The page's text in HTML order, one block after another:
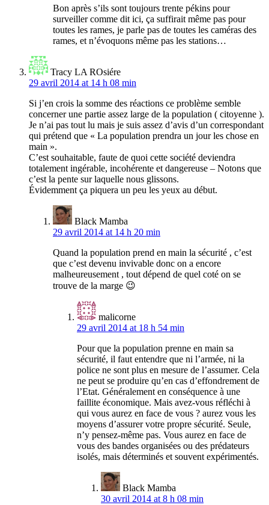
Bon après s’ils sont toujours trente pékins pour
surveiller comme dit ici, ça suffirait même pas pour
toutes les rames, je parle pas de toutes les caméras des
rames, et n’évoquons même pas les stations…
Tracy LA ROsiére
29 avril 2014 at 14 h 08 min
Si j’en crois la somme des réactions ce problème semble
concerner une partie assez large de la population ( citoyenne ).
Je n’ai pas tout lu mais je suis assez d’avis d’un correspondant
qui prétend que « La population prendra un jour les chose en
main ».
C’est souhaitable, faute de quoi cette société deviendra
totalement ingérable, incohérente et dangereuse – Notons que
c’est la pente sur laquelle nous glissons.
Évidemment ça piquera un peu les yeux au début.
Black Mamba
29 avril 2014 at 14 h 20 min
Quand la population prend en main la sécurité , c’est
que c’est devenu invivable donc on a encore
malheureusement , tout dépend de quel coté on se
trouve de la marge 😉
malicorne
29 avril 2014 at 18 h 54 min
Pour que la population prenne en main sa
sécurité, il faut entendre que ni l’armée, ni la
police ne sont plus en mesure de l’assumer. Cela
ne peut se produire qu’en cas d’effondrement de
l’Etat. Généralement en conséquence à une
faillite économique. Mais avez-vous réfléchi à
qui vous aurez en face de vous ? aurez vous les
moyens d’assurer votre propre sécurité. Seule,
n’y pensez-même pas. Vous aurez en face de
vous des bandes organisées ou des prédateurs
isolés, mais déterminés et souvent expérimentés.
Black Mamba
30 avril 2014 at 8 h 08 min